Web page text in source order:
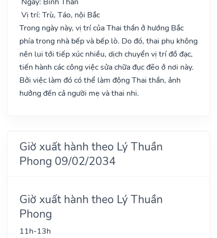
Vị trí: Trù, Táo, nội Bắc
Trong ngày này, vị trí của Thai thần ở hướng Bắc
phía trong nhà bếp và bếp lò. Do đó, thai phụ không
nên lui tới tiếp xúc nhiều, dịch chuyển vị trí đồ đạc,
tiến hành các công việc sửa chữa đục đẽo ở nơi này.
Bởi việc làm đó có thể làm động Thai thần, ảnh
hưởng đến cả người mẹ và thai nhi.
Giờ xuất hành theo Lý Thuần
Phong 09/02/2034
Giờ xuất hành theo Lý Thuần
Phong
11h-13h